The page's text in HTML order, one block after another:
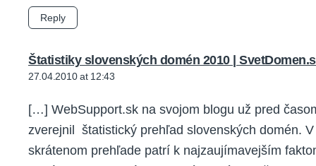
Reply
Štatistiky slovenských domén 2010 |
27.04.2010 at 12:43
[…] WebSupport.sk na svojom blogu už pred
zverejnil štatistický prehľad slovenských domén.
skrátenom prehľade patrí k najzaujímavejším